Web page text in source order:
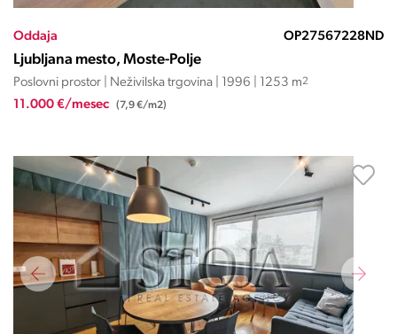
Oddaja OP27567228ND
Ljubljana mesto, Moste-Polje
Poslovni prostor | Neživilska trgovina | 1996 | 1253 m2
11.000 €/mesec (7,9 €/m2)